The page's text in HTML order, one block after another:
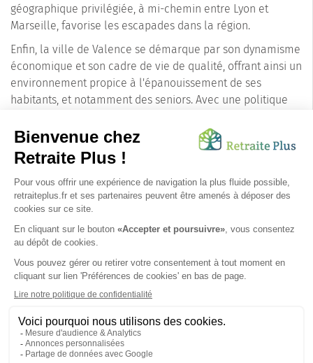
géographique privilégiée, à mi-chemin entre Lyon et
Marseille, favorise les escapades dans la région.
Enfin, la ville de Valence se démarque par son dynamisme
économique et son cadre de vie de qualité, offrant ainsi un
environnement propice à l'épanouissement de ses
habitants, et notamment des seniors. Avec une politique
ville de choix pour l'installation des seniors.
Si vous recherchez une résidence services pour un proche
(26000) pourrait être le choix idéal. Venez découvrir les
résidences services de cette belle ville de la Drôme au
charme indéniable.
SUIVEZ-NOUS SUR :
Protection données personnelles